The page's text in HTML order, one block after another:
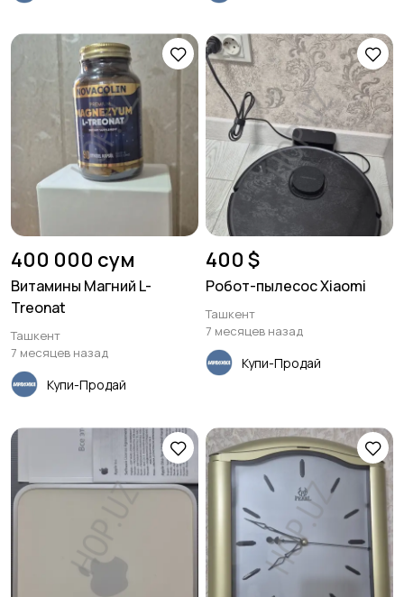
400 000 сум
Витамины Магний L-
Treonat
Ташкент
7 месяцев назад
Купи-Продай
400 $
Робот-пылесос Xiaomi
Ташкент
7 месяцев назад
Купи-Продай